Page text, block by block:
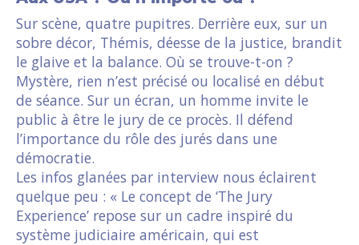
Sur scène, quatre pupitres. Derrière eux, sur un
sobre décor, Thémis, déesse de la justice, brandit
le glaive et la balance. Où se trouve-t-on ?
Mystère, rien n’est précisé ou localisé en début
de séance. Sur un écran, un homme invite le
public à être le jury de ce procès. Il défend
l’importance du rôle des jurés dans une
démocratie.
Les infos glanées par interview nous éclairent
quelque peu : « Le concept de ‘The Jury
Experience’ repose sur un cadre inspiré du
système judiciaire américain, qui est